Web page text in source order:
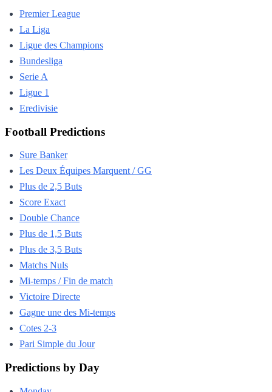
Premier League
La Liga
Ligue des Champions
Bundesliga
Serie A
Ligue 1
Eredivisie
Football Predictions
Sure Banker
Les Deux Équipes Marquent / GG
Plus de 2,5 Buts
Score Exact
Double Chance
Plus de 1,5 Buts
Plus de 3,5 Buts
Matchs Nuls
Mi-temps / Fin de match
Victoire Directe
Gagne une des Mi-temps
Cotes 2-3
Pari Simple du Jour
Predictions by Day